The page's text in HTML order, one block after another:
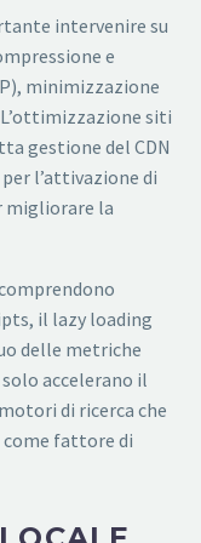
intervenire su
e
minimizzazione
siti
gestione del CDN
l’attivazione di
migliorare la
il lazy loading
delle metriche
accelerano il
di ricerca che
fattore di